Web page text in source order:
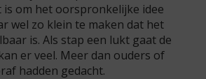
is om het oorspronkelijke idee
wel zo klein te maken dat het
is. Als stap een lukt gaat de
er veel. Meer dan ouders of
hadden gedacht.